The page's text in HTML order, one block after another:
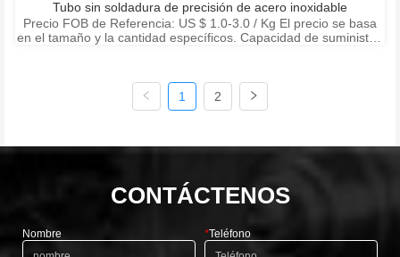
Tubo sin soldadura de precisión de acero inoxidable
Precio FOB de Referencia: US $ 1.0-3.0 / Kg El precio se basa
en el tamaño y la cantidad específicos. Capacidad de suministro:
1 2
CONTÁCTENOS
Nombre *Teléfono